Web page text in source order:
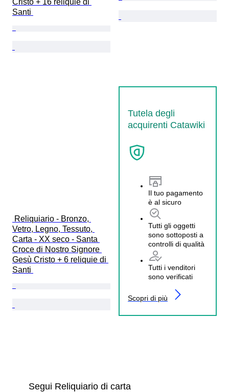
Santi
Vetro, Legno, Tessuto,
Carta - XX seco - Santa
Croce di Nostro Signore
Gesù Cristo + 6 reliquie di
Santi
Tutela degli
acquirenti Catawiki
Il tuo pagamento
è al sicuro
Tutti gli oggetti
sono sottoposti a
controlli di qualità
Tutti i venditori
sono verificati
Scopri di più
Segui Reliquiario di carta